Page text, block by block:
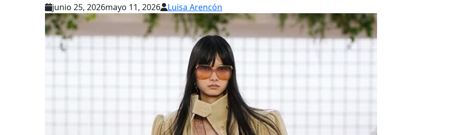
junio 25, 2026mayo 11, 2026 Luisa Arencón